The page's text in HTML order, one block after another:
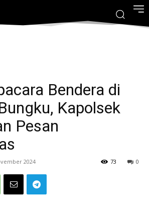
Bendera di
Kapolsek
Pesan
2024 0
73